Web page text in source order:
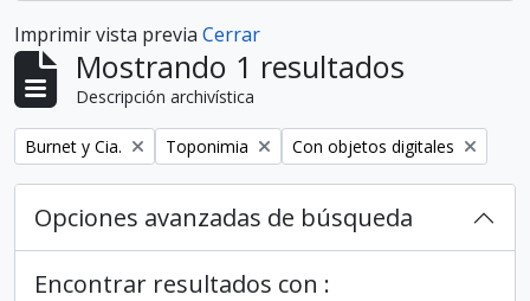
Imprimir vista previa Cerrar
Mostrando 1 resultados
Descripción archivística
Remover filtro
Burnet y Cia. Remover filtro
Toponimia Remover filtro
Con objetos digitales
Opciones avanzadas de búsqueda
Encontrar resultados con :